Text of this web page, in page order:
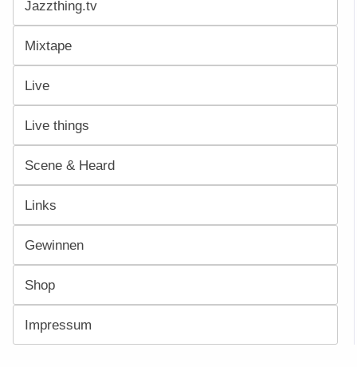
Jazzthing.tv
Mixtape
Live
Live things
Scene & Heard
Links
Gewinnen
Shop
Impressum